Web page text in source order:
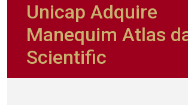
Unicap Adquire
Manequim Atlas
Scientific